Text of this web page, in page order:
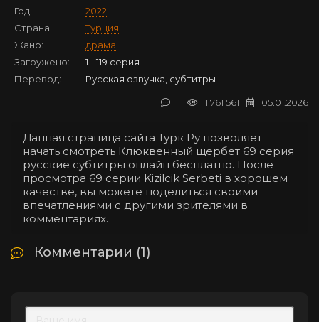
Год:
2022
Страна:
Турция
Жанр:
драма
Загружено:
1 - 119 серия
Перевод:
Русская озвучка, субтитры
05.01.2026
1 761 561
1
Данная страница сайта Турк Ру позволяет
начать смотреть Клюквенный щербет 69 серия
русские субтитры онлайн бесплатно. После
просмотра 69 серии Kizilcik Serbeti в хорошем
качестве, вы можете поделиться своими
впечатлениями с другими зрителями в
комментариях.
Комментарии (1)